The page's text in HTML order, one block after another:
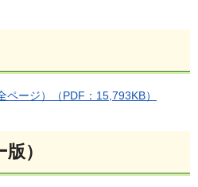
ージ）（PDF：15,793KB）
）